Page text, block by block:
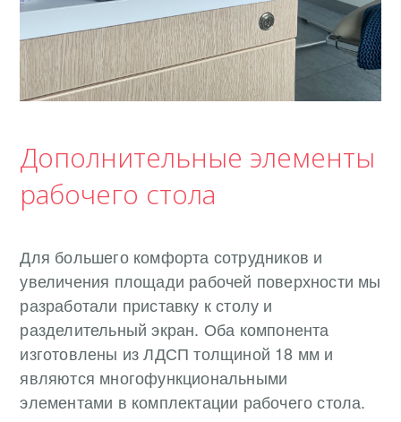
Дополнительные элементы
рабочего стола
Для большего комфорта сотрудников и
увеличения площади рабочей поверхности мы
разработали приставку к столу и
разделительный экран. Оба компонента
изготовлены из ЛДСП толщиной 18 мм и
являются многофункциональными
элементами в комплектации рабочего стола.